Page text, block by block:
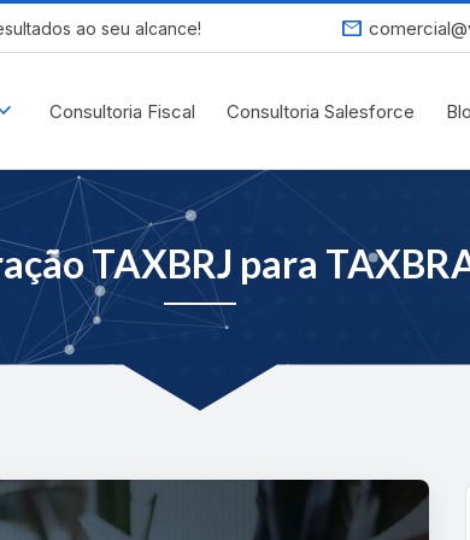
ao seu alcance! mail
Consultoria Fiscal Consultoria Salesforce
TAXBRJ para